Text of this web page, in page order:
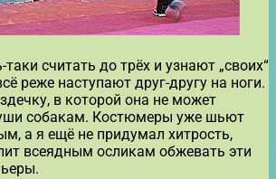
считать до трёх и узнают „своих“
реже наступают друг-другу на ноги.
в которой она не может
собакам. Костюмеры уже шьют
а я ещё не придумал хитрость,
всеядным осликам обжевать эти